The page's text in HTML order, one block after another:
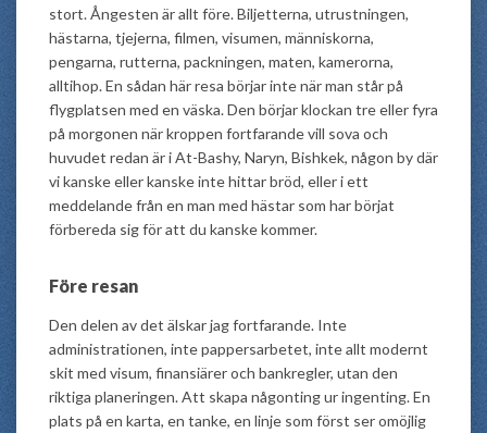
stort. Ångesten är allt före. Biljetterna, utrustningen,
hästarna, tjejerna, filmen, visumen, människorna,
pengarna, rutterna, packningen, maten, kamerorna,
alltihop. En sådan här resa börjar inte när man står på
flygplatsen med en väska. Den börjar klockan tre eller fyra
på morgonen när kroppen fortfarande vill sova och
huvudet redan är i At-Bashy, Naryn, Bishkek, någon by där
vi kanske eller kanske inte hittar bröd, eller i ett
meddelande från en man med hästar som har börjat
förbereda sig för att du kanske kommer.
Före resan
Den delen av det älskar jag fortfarande. Inte
administrationen, inte pappersarbetet, inte allt modernt
skit med visum, finansiärer och bankregler, utan den
riktiga planeringen. Att skapa någonting ur ingenting. En
plats på en karta, en tanke, en linje som först ser omöjlig